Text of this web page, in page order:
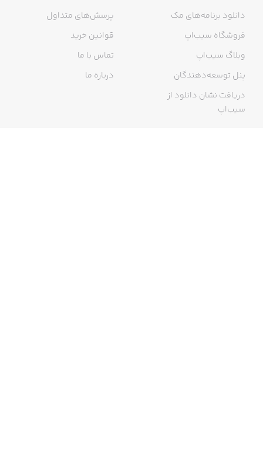
دانلود برنامه‌های مک
فروشگاه سیب‌اپ
وبلاگ سیب‌اپ
پنل توسعه‌دهندگان
دریافت نشان دانلود از
سیب‌اپ
پرسش‌های متداول
قوانین خرید
تماس با ما
درباره ما